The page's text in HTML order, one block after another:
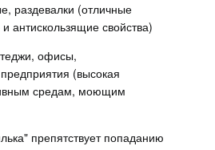
раздевалки (отличные
антискользящие свойства)
офисы,
(высокая
средам, моющим
препятствует попаданию